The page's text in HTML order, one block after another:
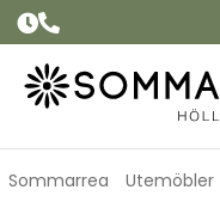
Sommarrea Utemöbler